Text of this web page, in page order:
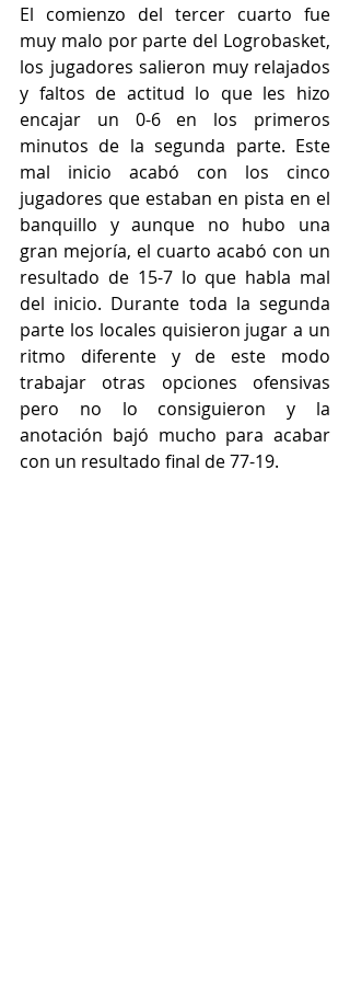
El comienzo del tercer cuarto fue
muy malo por parte del Logrobasket,
los jugadores salieron muy relajados
y faltos de actitud lo que les hizo
encajar un 0-6 en los primeros
minutos de la segunda parte. Este
mal inicio acabó con los cinco
jugadores que estaban en pista en el
banquillo y aunque no hubo una
gran mejoría, el cuarto acabó con un
resultado de 15-7 lo que habla mal
del inicio. Durante toda la segunda
parte los locales quisieron jugar a un
ritmo diferente y de este modo
trabajar otras opciones ofensivas
pero no lo consiguieron y la
anotación bajó mucho para acabar
con un resultado final de 77-19.